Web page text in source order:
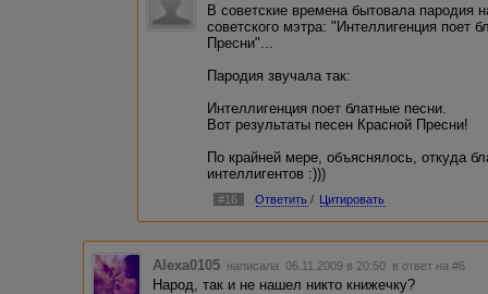
В советские времена бытовала пародия
советского мэтра: "Интеллигенция поет
Пресни"...
Пародия звучала так:
Интеллигенция поет блатные песни.
Вот результаты песен Красной Пресни!
По крайней мере, объяснялось, откуда
интеллигентов :)))
#16 Ответить / Цитировать
Alexa0105 написала 06.11.2009 в 20:50 в ответ на #6
Народ, так и не нашел никто книжечку?